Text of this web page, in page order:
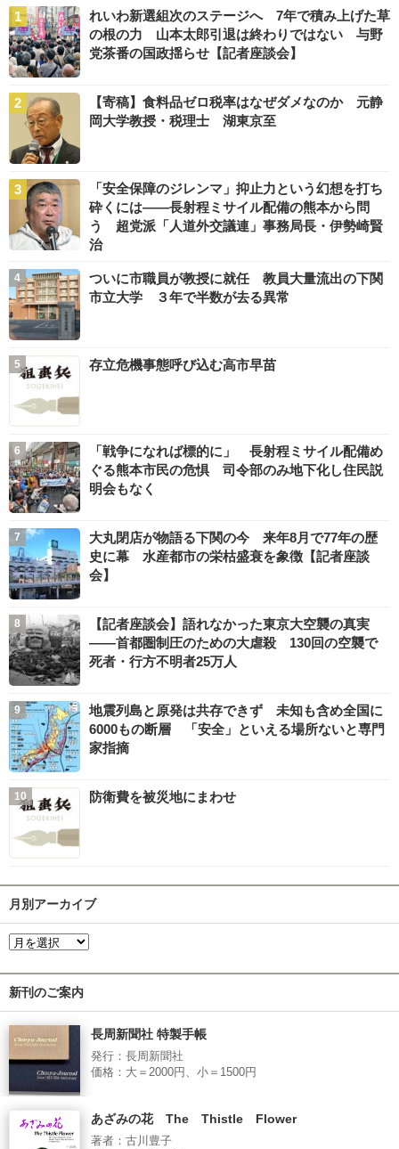
れいわ新選組次のステージへ 7年で積み上げた草
の根の力 山本太郎引退は終わりではない 与野
党茶番の国政揺らせ【記者座談会】
【寄稿】食料品ゼロ税率はなぜダメなのか 元静
岡大学教授・税理士 湖東京至
「安全保障のジレンマ」抑止力という幻想を打ち
砕くには――長射程ミサイル配備の熊本から問
う 超党派「人道外交議連」事務局長・伊勢崎賢
治
ついに市職員が教授に就任 教員大量流出の下関
市立大学 ３年で半数が去る異常
存立危機事態呼び込む高市早苗
「戦争になれば標的に」 長射程ミサイル配備め
ぐる熊本市民の危惧 司令部のみ地下化し住民説
明会もなく
大丸閉店が物語る下関の今 来年8月で77年の歴
史に幕 水産都市の栄枯盛衰を象徴【記者座談
会】
【記者座談会】語れなかった東京大空襲の真実
――首都圏制圧のための大虐殺 130回の空襲で
死者・行方不明者25万人
地震列島と原発は共存できず 未知も含め全国に
6000もの断層 「安全」といえる場所ないと専門
家指摘
防衛費を被災地にまわせ
月別アーカイブ
新刊のご案内
長周新聞社 特製手帳
発行：長周新聞社
価格：大＝2000円、小＝1500円
あざみの花 The Thistle Flower
著者：古川豊子